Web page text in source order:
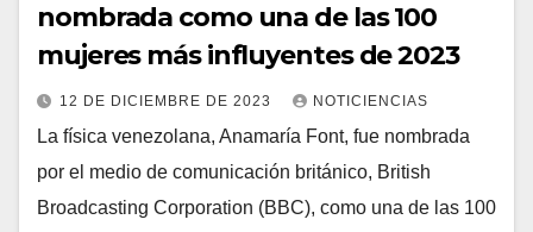
nombrada como una de las 100
mujeres más influyentes de 2023
12 DE DICIEMBRE DE 2023 NOTICIENCIAS
La física venezolana, Anamaría Font, fue nombrada
por el medio de comunicación británico, British
Broadcasting Corporation (BBC), como una de las 100